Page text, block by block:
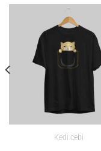
Kedi cebi